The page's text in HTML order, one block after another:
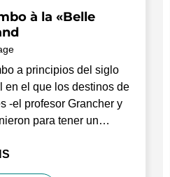
à la «Belle
a principios del siglo
en el que los destinos de
-el profesor Grancher y
para tener un…